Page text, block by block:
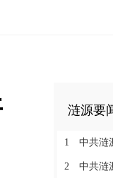
涟源要
1 中共涟源市第十四
2 中共涟源